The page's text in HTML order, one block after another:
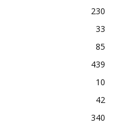
230
33
85
439
10
42
340